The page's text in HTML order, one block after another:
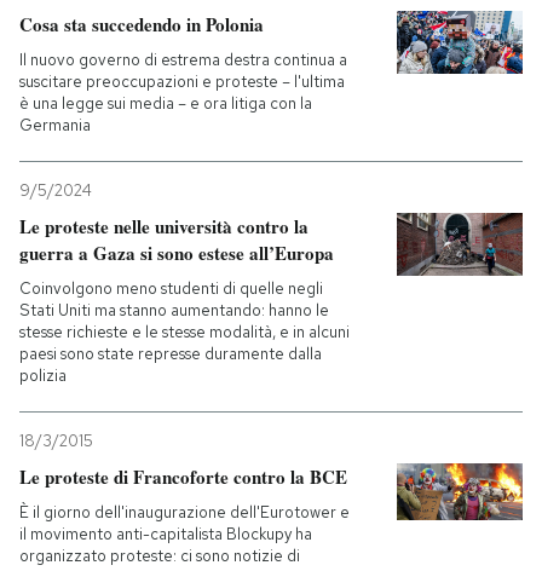
Cosa sta succedendo in Polonia
Il nuovo governo di estrema destra continua a
suscitare preoccupazioni e proteste – l'ultima
è una legge sui media – e ora litiga con la
Germania
9/5/2024
Le proteste nelle università contro la
guerra a Gaza si sono estese all’Europa
Coinvolgono meno studenti di quelle negli
Stati Uniti ma stanno aumentando: hanno le
stesse richieste e le stesse modalità, e in alcuni
paesi sono state represse duramente dalla
polizia
18/3/2015
Le proteste di Francoforte contro la BCE
È il giorno dell'inaugurazione dell'Eurotower e
il movimento anti-capitalista Blockupy ha
organizzato proteste: ci sono notizie di